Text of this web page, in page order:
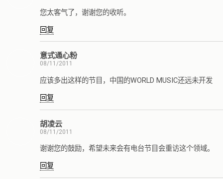
您太客气了，谢谢您的收听。
回复
意式通心粉
08/11/2011
应该多出这样的节目，中国的WORLD MUSIC还远未开发
回复
胡凌云
08/11/2011
谢谢您的鼓励，希望未来会有电台节目会重访这个领域。
回复